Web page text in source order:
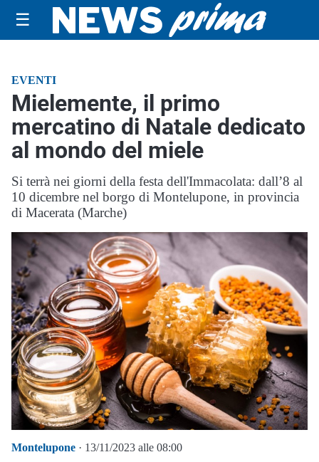
☰
EVENTI
Mielemente, il primo
mercatino di Natale dedicato
al mondo del miele
Si terrà nei giorni della festa dell'Immacolata: dall’8 al
10 dicembre nel borgo di Montelupone, in provincia
di Macerata (Marche)
Montelupone · 13/11/2023 alle 08:00